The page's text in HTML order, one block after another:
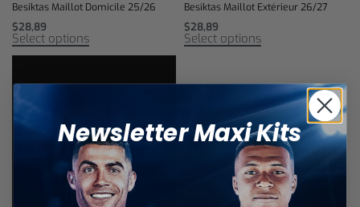
Besiktas Maillot Domicile 25/26
$28,89
Select options
Besiktas Maillot Extérieur 26/27
$28,89
Select options
Newsletter Maxi Kits